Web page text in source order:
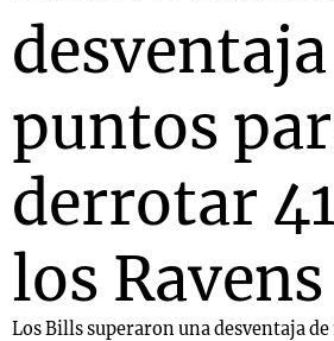
desventaja
puntos
derrotar
los Ravens
Los Bills superaron una desventaja de